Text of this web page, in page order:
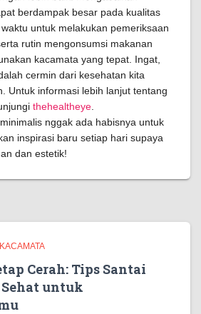
berdampak besar pada kualitas
untuk melakukan pemeriksaan
rutin mengonsumsi makanan
kacamata yang tepat. Ingat,
cermin dari kesehatan kita
Untuk informasi lebih lanjut tentang
thehealtheye
nggak ada habisnya untuk
inspirasi baru setiap hari supaya
dan estetik!
Cerah: Tips Santai
untuk